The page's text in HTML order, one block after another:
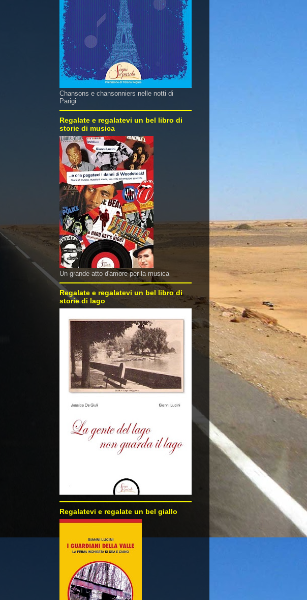
Chansons e chansonniers nelle notti di
Parigi
Regalate e regalatevi un bel libro di
storie di musica
Un grande atto d'amore per la musica
Regalate e regalatevi un bel libro di
storie di lago
Regalatevi e regalate un bel giallo